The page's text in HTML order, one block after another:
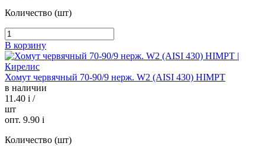
Количество (шт)
В корзину
Хомут червячный 70-90/9 нерж. W2 (AISI 430) HIMPT
в наличии
11.40 i /
шт
опт. 9.90 i
Количество (шт)